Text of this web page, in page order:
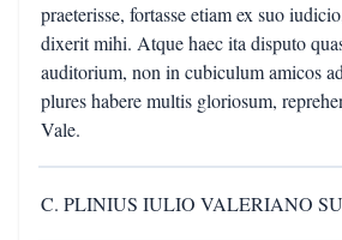
praeterisse, fortasse etiam ex suo
dixerit mihi. Atque haec ita disputo
auditorium, non in cubiculum amicos
plures habere multis gloriosum,
Vale.
C. PLINIUS IULIO VALERIANO